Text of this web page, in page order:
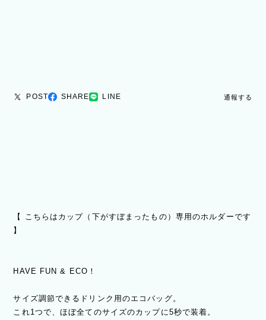
POST SHARE LINE 通報する
【 こちらはカップ（下がすぼまったもの）専用のホルダーです
】
HAVE FUN & ECO！
サイズ調節できるドリンク用のエコバッグ。
これ1つで、ほぼ全てのサイズのカップに5秒で装着。